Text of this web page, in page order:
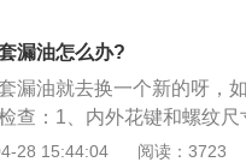
接的。如果是后驱车，那
有橡胶密封套，这个密封
老化了，那会导致密封套
漏油现象后不去及时修复
如果球笼出现了异常磨损
漏油怎么办?
漏油就去换一个新的呀，
查：1、内外花键和螺纹尺
挡尺寸，一般不同型号的
28 15:44:04 阅读：3723